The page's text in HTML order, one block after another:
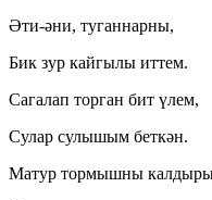
Әти-әни, туганнарны,
Бик зур кайгылы иттем.
Сагалап торган бит үлем,
Сулар сулышым беткән.
Матур тормышны